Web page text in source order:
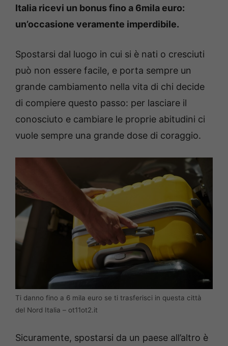
Italia ricevi un bonus fino a 6mila euro:
un’occasione veramente imperdibile.
Spostarsi dal luogo in cui si è nati o cresciuti
può non essere facile, e porta sempre un
grande cambiamento nella vita di chi decide
di compiere questo passo: per lasciare il
conosciuto e cambiare le proprie abitudini ci
vuole sempre una grande dose di coraggio.
Ti danno fino a 6 mila euro se ti trasferisci in questa città
del Nord Italia – ot11ot2.it
Sicuramente, spostarsi da un paese all’altro è